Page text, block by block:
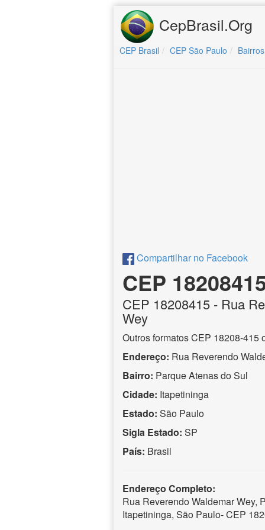
CepBrasil.Org
CEP Brasil CEP São Paulo
Compartilhar no Facebook
CEP
CEP 18208415 - Rua
Wey
Outros formatos CEP 18208-415
Endereço: Rua Reverendo
Bairro: Parque Atenas do Sul
Cidade: Itapetininga
Estado: São Paulo
Sigla Estado: SP
País: Brasil
Endereço Completo:
Rua Reverendo Waldemar Wey,
Itapetininga, São Paulo- CEP